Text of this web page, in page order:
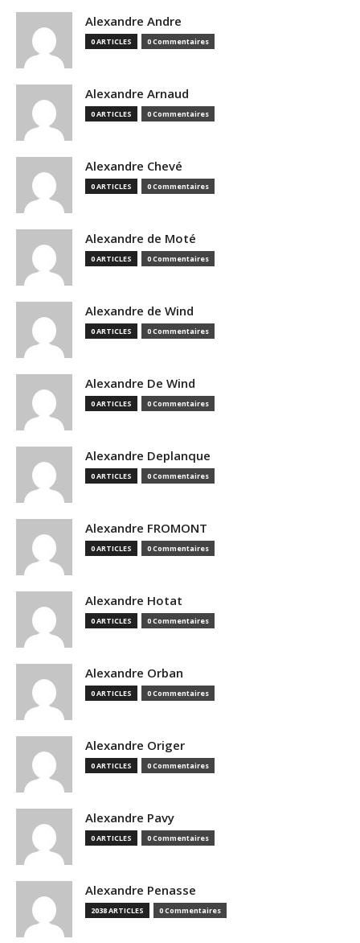
Alexandre Andre
0 ARTICLES 0 Commentaires
Alexandre Arnaud
0 ARTICLES 0 Commentaires
Alexandre Chevé
0 ARTICLES 0 Commentaires
Alexandre de Moté
0 ARTICLES 0 Commentaires
Alexandre de Wind
0 ARTICLES 0 Commentaires
Alexandre De Wind
0 ARTICLES 0 Commentaires
Alexandre Deplanque
0 ARTICLES 0 Commentaires
Alexandre FROMONT
0 ARTICLES 0 Commentaires
Alexandre Hotat
0 ARTICLES 0 Commentaires
Alexandre Orban
0 ARTICLES 0 Commentaires
Alexandre Origer
0 ARTICLES 0 Commentaires
Alexandre Pavy
0 ARTICLES 0 Commentaires
Alexandre Penasse
2038 ARTICLES 0 Commentaires